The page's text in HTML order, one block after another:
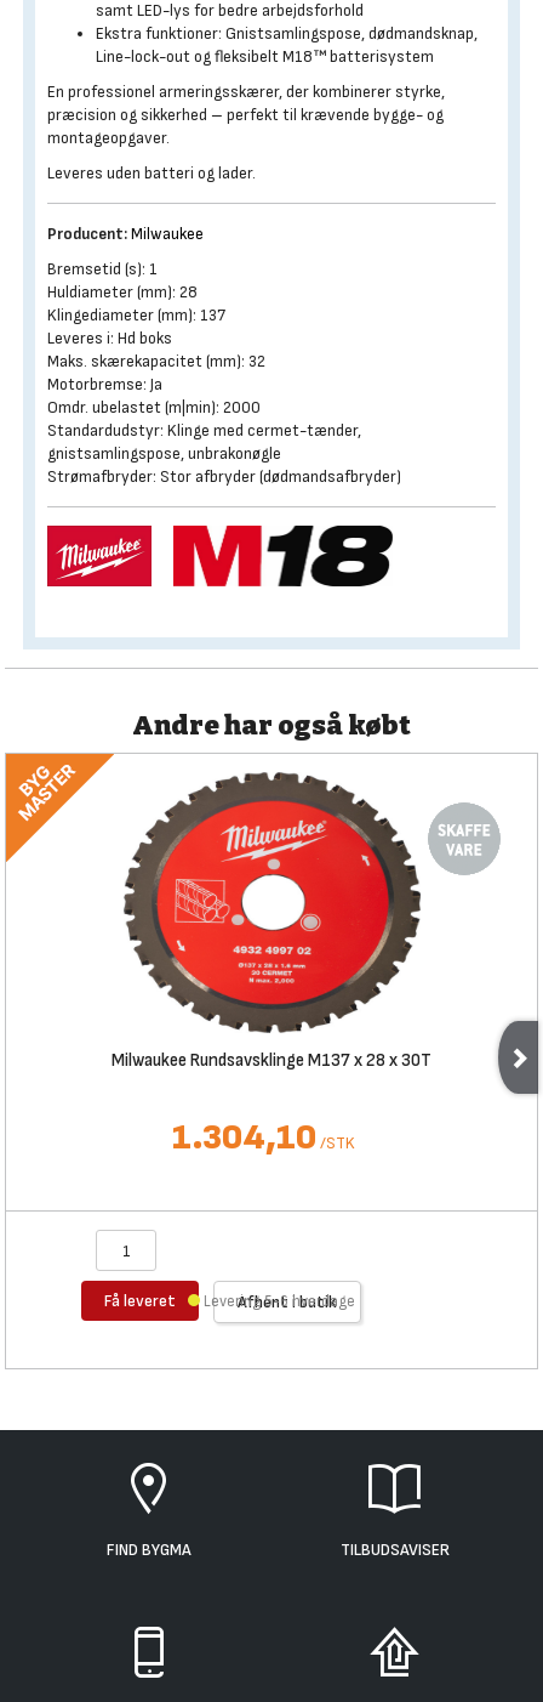
samt LED-lys for bedre arbejdsforhold
Ekstra funktioner: Gnistsamlingspose, dødmandsknap,
Line-lock-out og fleksibelt M18™ batterisystem
En professionel armeringsskærer, der kombinerer styrke,
præcision og sikkerhed – perfekt til krævende bygge- og
montageopgaver.
Leveres uden batteri og lader.
Producent:Milwaukee
Bremsetid (s): 1
Huldiameter (mm): 28
Klingediameter (mm): 137
Leveres i: Hd boks
Maks. skærekapacitet (mm): 32
Motorbremse: Ja
Omdr. ubelastet (m|min): 2000
Standardudstyr: Klinge med cermet-tænder,
gnistsamlingspose, unbrakonøgle
Strømafbryder: Stor afbryder (dødmandsafbryder)
Andre har også købt
Milwaukee Rundsavsklinge M137 x 28 x 30T
1.304,10 /STK
Få leveret Afhent i butik
Levering 5-6 hverdage
FIND BYGMA TILBUDSAVISER